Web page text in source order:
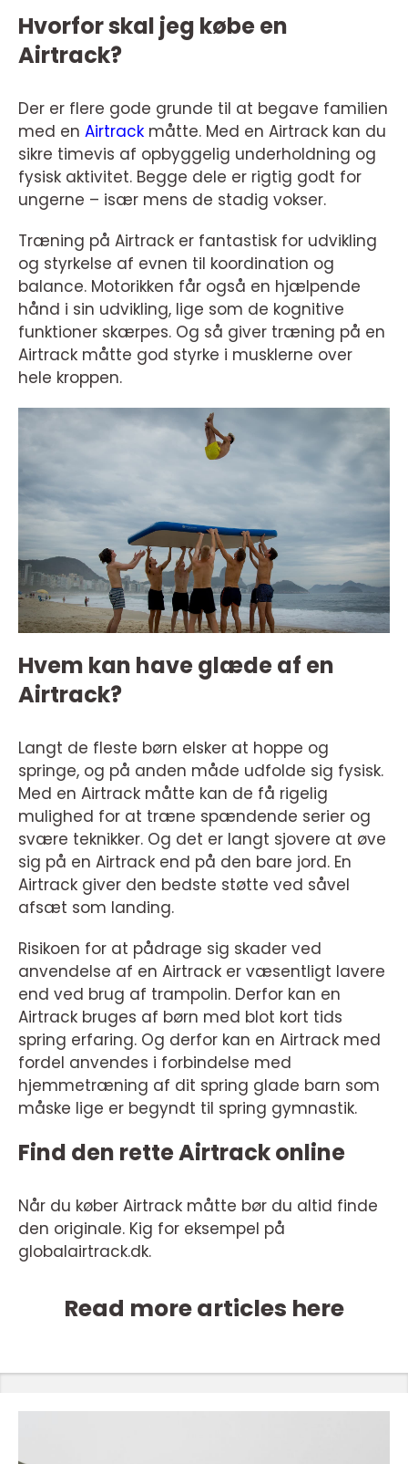
Hvorfor skal jeg købe en
Airtrack?
Der er flere gode grunde til at begave familien
med en Airtrack måtte. Med en Airtrack kan du
sikre timevis af opbyggelig underholdning og
fysisk aktivitet. Begge dele er rigtig godt for
ungerne – især mens de stadig vokser.
Træning på Airtrack er fantastisk for udvikling
og styrkelse af evnen til koordination og
balance. Motorikken får også en hjælpende
hånd i sin udvikling, lige som de kognitive
funktioner skærpes. Og så giver træning på en
Airtrack måtte god styrke i musklerne over
hele kroppen.
Hvem kan have glæde af en
Airtrack?
Langt de fleste børn elsker at hoppe og
springe, og på anden måde udfolde sig fysisk.
Med en Airtrack måtte kan de få rigelig
mulighed for at træne spændende serier og
svære teknikker. Og det er langt sjovere at øve
sig på en Airtrack end på den bare jord. En
Airtrack giver den bedste støtte ved såvel
afsæt som landing.
Risikoen for at pådrage sig skader ved
anvendelse af en Airtrack er væsentligt lavere
end ved brug af trampolin. Derfor kan en
Airtrack bruges af børn med blot kort tids
spring erfaring. Og derfor kan en Airtrack med
fordel anvendes i forbindelse med
hjemmetræning af dit spring glade barn som
måske lige er begyndt til spring gymnastik.
Find den rette Airtrack online
Når du køber Airtrack måtte bør du altid finde
den originale. Kig for eksempel på
globalairtrack.dk.
Read more articles here